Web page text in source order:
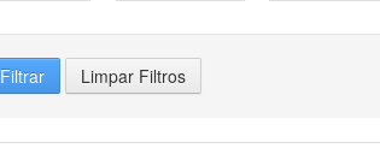
Filtrar Limpar Filtros